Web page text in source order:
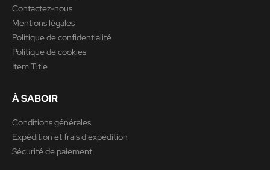
Contactez-nous
Mentions légales
Politique de confidentialité
Politique de cookies
Item Title
À SABOIR
Conditions générales
Expédition et frais d'expédition
Sécurité de paiement